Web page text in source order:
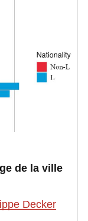
de la ville
Decker